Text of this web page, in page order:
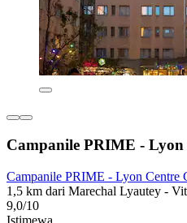
Campanile PRIME - Lyon
Campanile PRIME - Lyon Centre
1,5 km dari Marechal Lyautey -
9,0/10
Istimewa